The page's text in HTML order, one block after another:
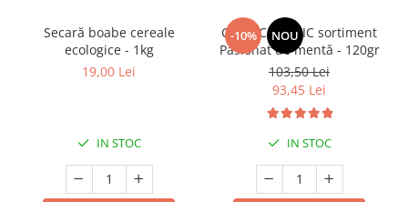
Secară boabe cereale
ecologice - 1kg
19,00 Lei
IN STOC
-10% NOU
Ceai ECOLOGIC sortiment
Pasionat de mentă - 120gr
103,50 Lei
93,45 Lei
IN STOC